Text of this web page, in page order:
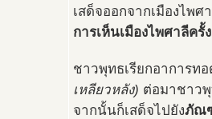
เสด็จออกจากเมืองไพ
การเห็นเมืองไพศาลีค
ชาวพุทธเรียกอาการท
เหลียวหลัง) ต่อมาชาว
จากนั้นก็เสด็จไปยังภัณ